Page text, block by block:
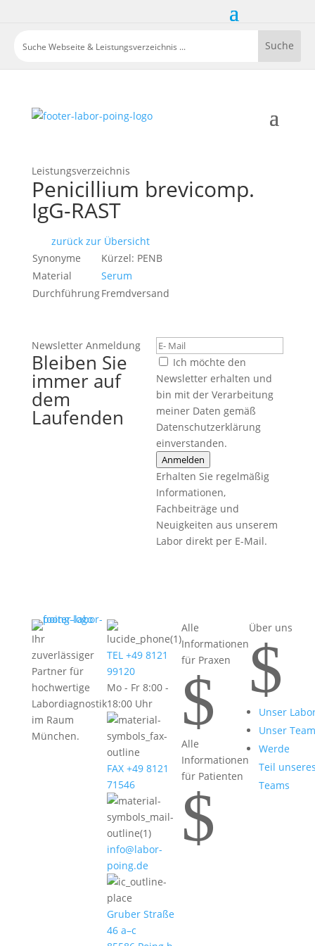
Leistungsverzeichnis
Penicillium brevicomp.
IgG-RAST
zurück zur Übersicht
Synonyme
Kürzel: PENB
Material
Serum
DurchführungFremdversand
Newsletter Anmeldung
Bleiben Sie
immer auf
dem
Laufenden
Ich möchte den
Newsletter erhalten und
bin mit der Verarbeitung
meiner Daten gemäß
Datenschutzerklärung
einverstanden.
Anmelden
Erhalten Sie regelmäßig
Informationen,
Fachbeiträge und
Neuigkeiten aus unserem
Labor direkt per E-Mail.
Ihr
zuverlässiger
Partner für
hochwertige
Labordiagnostik
im Raum
München.
TEL +49 8121
99120
Mo - Fr 8:00 -
18:00 Uhr
FAX +49 8121
71546
info@labor-
poing.de
Gruber Straße
46 a–c
Alle
Informationen
für Praxen
$
Alle
Informationen
für Patienten
$
Über uns
$
Unser
Unser Team
Werde
Teil
Teams